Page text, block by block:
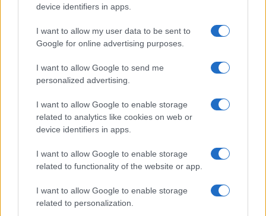
device identifiers in apps.
I want to allow my user data to be sent to
Google for online advertising purposes.
I want to allow Google to send me
personalized advertising.
I want to allow Google to enable storage
related to analytics like cookies on web or
device identifiers in apps.
I want to allow Google to enable storage
related to functionality of the website or app.
I want to allow Google to enable storage
related to personalization.
COTIZACIONES CRYPTO
Nombre Precio
Bitcoin
(BTC)
$64,850.00
Ethereum
(ETH)
$1,919.80
$602.83